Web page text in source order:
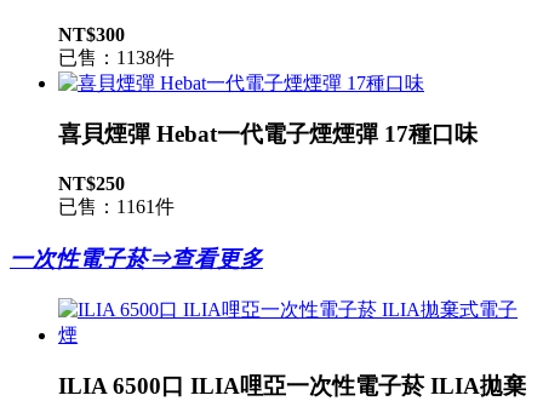
NT$300
已售：1138件
喜貝煙彈 Hebat一代電子煙煙彈 17種口味
NT$250
已售：1161件
一次性電子菸⇒查看更多
ILIA 6500口 ILIA哩亞一次性電子菸 ILIA拋棄